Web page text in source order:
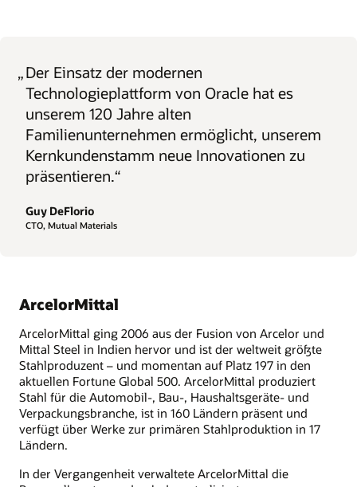
„Der Einsatz der modernen
Technologieplattform von Oracle hat es
unserem 120 Jahre alten
Familienunternehmen ermöglicht, unserem
Kernkundenstamm neue Innovationen zu
präsentieren.“
Guy DeFlorio
CTO, Mutual Materials
ArcelorMittal
ArcelorMittal ging 2006 aus der Fusion von Arcelor und
Mittal Steel in Indien hervor und ist der weltweit größte
Stahlproduzent – und momentan auf Platz 197 in den
aktuellen Fortune Global 500. ArcelorMittal produziert
Stahl für die Automobil-, Bau-, Haushaltsgeräte- und
Verpackungsbranche, ist in 160 Ländern präsent und
verfügt über Werke zur primären Stahlproduktion in 17
Ländern.
In der Vergangenheit verwaltete ArcelorMittal die